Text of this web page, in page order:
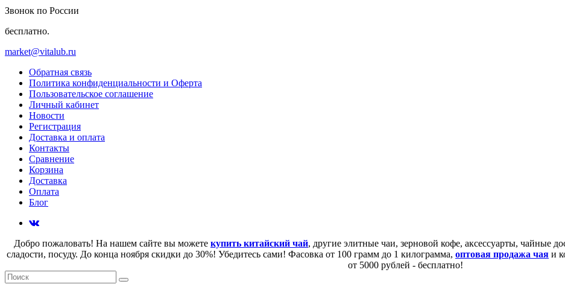
Звонок по России
бесплатно.
market@vitalub.ru
Обратная связь
Политика конфиденциальности и Оферта
Пользовательское соглашение
Личный кабинет
Новости
Регистрация
Доставка и оплата
Контакты
Сравнение
Корзина
Доставка
Оплата
Блог
Добро пожаловать! На нашем сайте вы можете купить китайский чай, другие элитные чаи, зерновой кофе, аксессуарты, чайные
сладости, посуду. До конца ноября скидки до 30%! Убедитесь сами! Фасовка от 100 грамм до 1 килограмма, оптовая продажа чая и
от 5000 рублей - бесплатно!